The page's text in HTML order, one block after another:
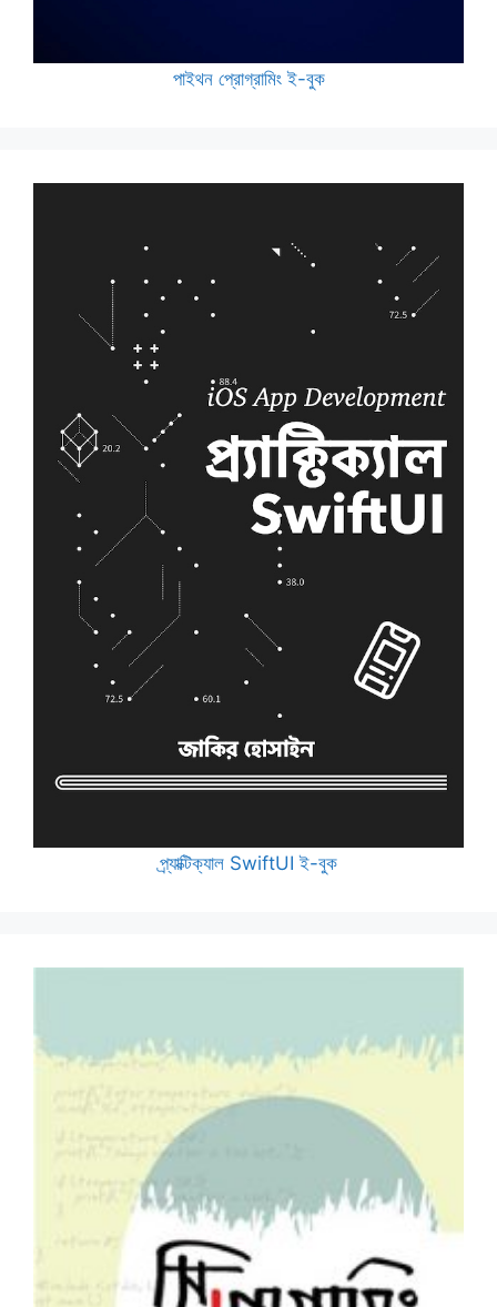
পাইথন প্রোগ্রামিং ই-বুক
প্র্যাক্টিক্যাল SwiftUI ই-বুক